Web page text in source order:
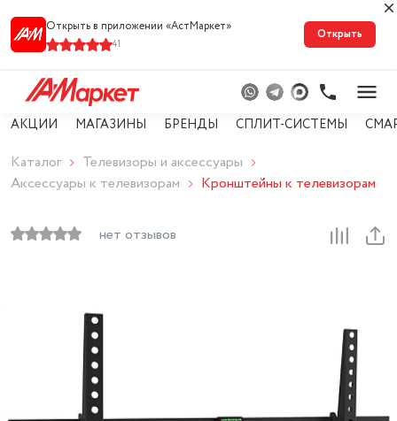
Открыть в приложении «АстМарке‪т‬»
41
Открыть
АКЦИИ МАГАЗИНЫ БРЕНДЫ СПЛИТ-СИСТЕМЫ
Каталог
Телевизоры и аксессуары
Аксессуары к телевизорам
Кронштейны к телевизорам
нет отзывов